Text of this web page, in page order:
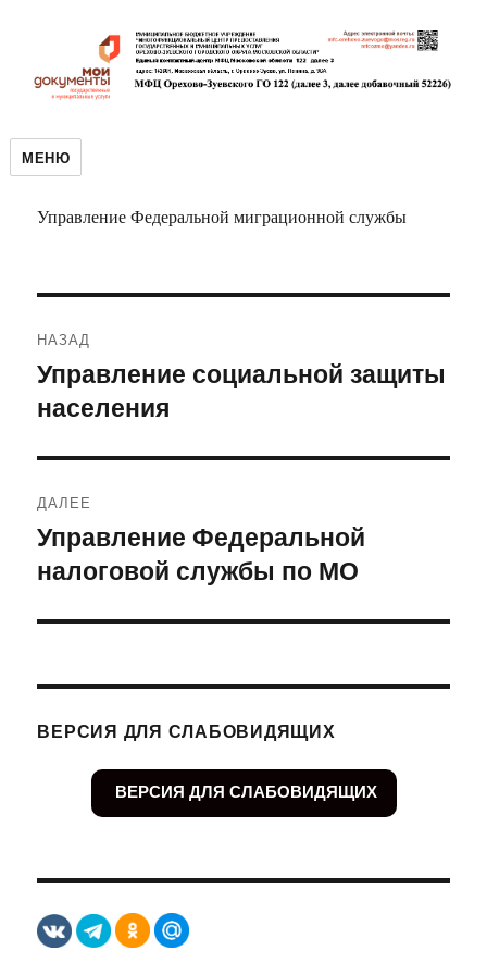
МЕНЮ
Управление Федеральной миграционной службы
по
записям
НАЗАД
Предыдущая
запись:
Управление социальной защиты
населения
ДАЛЕЕ
Следующая
запись:
Управление Федеральной
налоговой службы по МО
ВЕРСИЯ ДЛЯ СЛАБОВИДЯЩИХ
ВЕРСИЯ ДЛЯ СЛАБОВИДЯЩИХ